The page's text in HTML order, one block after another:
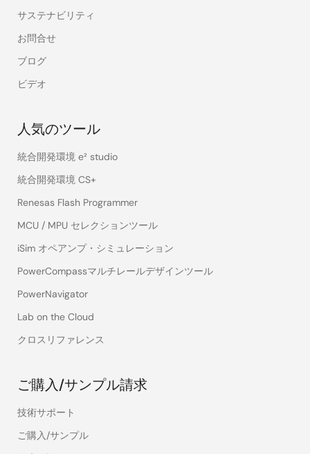
サステナビリティ
お問合せ
ブログ
ビデオ
人気のツール
統合開発環境 e² studio
統合開発環境 CS+
Renesas Flash Programmer
MCU / MPU セレクションツール
iSim オペアンプ・シミュレーション
PowerCompassマルチレールデザインツール
PowerNavigator
Lab on the Cloud
クロスリファレンス
ご購入/サンプル請求
技術サポート
ご購入/サンプル